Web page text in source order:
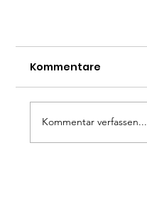
Kommentare
Kommentar verfassen...